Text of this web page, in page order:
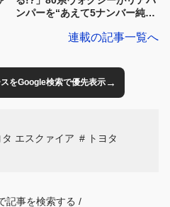
ンパーを“あえて5ナンバー純
連載の記事一覧へ
をGoogle検索で優先表示→
エスクァイア
トヨタ
記事を検索する /